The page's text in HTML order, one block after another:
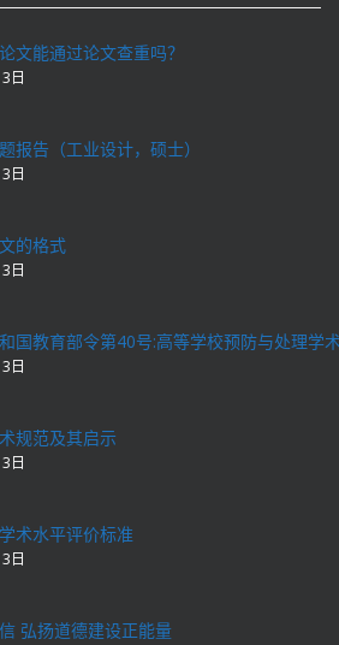
文能通过论文查重吗？
日
报告（工业设计，硕士）
日
的格式
日
国教育部令第40号:高等学校预防与处理学
日
规范及其启示
日
术水平评价标准
日
弘扬道德建设正能量